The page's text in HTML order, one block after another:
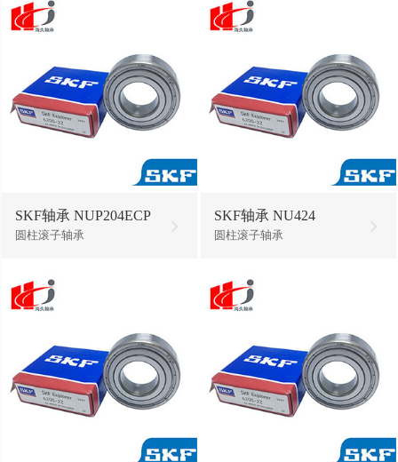
SKF轴承 NUP204ECP
圆柱滚子轴承
SKF轴承 NU424
圆柱滚子轴承